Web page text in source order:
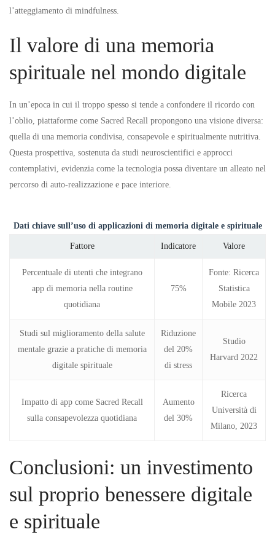
l’atteggiamento di mindfulness.
Il valore di una memoria
spirituale nel mondo digitale
In un’epoca in cui il troppo spesso si tende a confondere il ricordo con
l’oblio, piattaforme come Sacred Recall propongono una visione diversa:
quella di una memoria condivisa, consapevole e spiritualmente nutritiva.
Questa prospettiva, sostenuta da studi neuroscientifici e approcci
contemplativi, evidenzia come la tecnologia possa diventare un alleato nel
percorso di auto-realizzazione e pace interiore.
Dati chiave sull’uso di applicazioni di memoria digitale e spirituale
Fattore Indicatore Valore
Percentuale di utenti che integrano
app di memoria nella routine
quotidiana
75%
Fonte: Ricerca
Statistica
Mobile 2023
Studi sul miglioramento della salute
mentale grazie a pratiche di memoria
digitale spirituale
Riduzione
del 20%
di stress
Studio
Harvard 2022
Impatto di app come Sacred Recall
sulla consapevolezza quotidiana
Aumento
del 30%
Ricerca
Università di
Milano, 2023
Conclusioni: un investimento
sul proprio benessere digitale
e spirituale